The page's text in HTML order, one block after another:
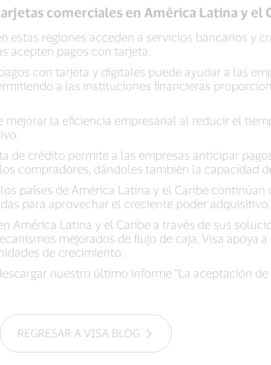
comerciales en América Latina y el
estas regiones acceden a servicios bancarios y
acepten pagos con tarjeta.
con tarjeta y digitales puede ayudar a las
a las instituciones financieras
mejorar la eficiencia empresarial al reducir el
de crédito permite a las empresas anticipar
compradores, dándoles también la capacidad
países de América Latina y el Caribe
para aprovechar el creciente poder adquisitivo.
América Latina y el Caribe a través de sus
mejorados de flujo de caja, Visa apoya
de crecimiento.
nuestro último informe “La aceptación
REGRESAR A VISA BLOG